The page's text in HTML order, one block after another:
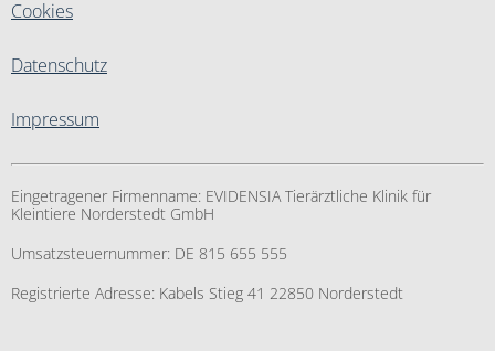
Cookies
Datenschutz
Impressum
Eingetragener Firmenname: EVIDENSIA Tierärztliche Klinik für
Kleintiere Norderstedt GmbH
Umsatzsteuernummer: DE 815 655 555
Registrierte Adresse: Kabels Stieg 41 22850 Norderstedt